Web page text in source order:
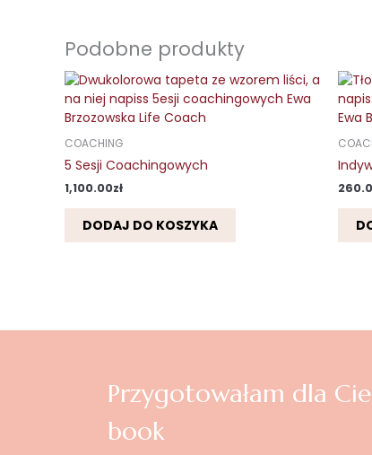
Podobne produkty
COACHING
5 Sesji Coachingowych
1,100.00zł
DODAJ DO KOSZYKA
Przygotowałam dla
book